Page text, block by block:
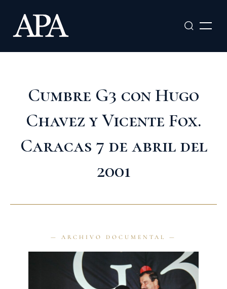
contenido
Cumbre G3 con Hugo
Chavez y Vicente Fox.
Caracas 7 de abril del
2001